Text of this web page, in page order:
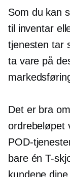
Som du kan
til inventar
tjenesten tar
ta vare på
Det er bra om
ordrebeløpet
POD-
bare énT-
kundene dine.